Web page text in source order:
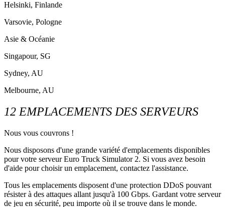
Helsinki, Finlande
Varsovie, Pologne
Asie & Océanie
Singapour, SG
Sydney, AU
Melbourne, AU
12 EMPLACEMENTS DES SERVEURS
Nous vous couvrons !
Nous disposons d'une grande variété d'emplacements disponibles
pour votre serveur Euro Truck Simulator 2. Si vous avez besoin
d'aide pour choisir un emplacement, contactez l'assistance.
Tous les emplacements disposent d'une protection DDoS pouvant
résister à des attaques allant jusqu'à 100 Gbps. Gardant votre serveur
de jeu en sécurité, peu importe où il se trouve dans le monde.